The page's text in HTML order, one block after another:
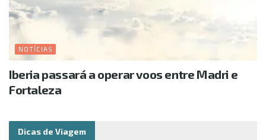
NOTÍCIAS
Iberia passará a operar voos entre Madri e
Fortaleza
Dicas de Viagem